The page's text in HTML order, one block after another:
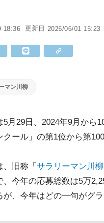
18:36 更新日 2026/06/01 15:23
マン川柳
5月29日、2024年9月から
ール」の第1位から第
旧称「 サラリーマン川柳
、今年の応募総数は5万
が、今年はどの一句がグ